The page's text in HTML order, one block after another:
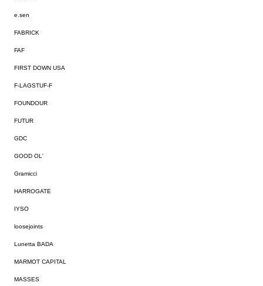
e.sen
FABRICK
FAF
FIRST DOWN USA
F-LAGSTUF-F
FOUNDOUR
FUTUR
GDC
GOOD OL'
Gramicci
HARROGATE
IYSO
loosejoints
Lunetta BADA
MARMOT CAPITAL
MASSES